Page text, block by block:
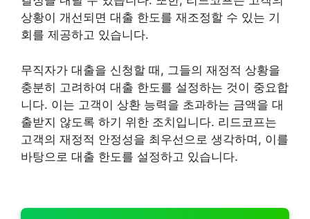
상황이 개선되면 대출 한도를 재조정할 수 있는 기
회를 제공하고 있습니다.
무직자가 대출을 신청할 때, 그들의 재정적 상황을
충분히 고려하여 대출 한도를 설정하는 것이 중요합
니다. 이는 고객이 상환 능력을 초과하는 금액을 대
출받지 않도록 하기 위한 조치입니다. 리드코프는
고객의 재정적 안정성을 최우선으로 생각하며, 이를
바탕으로 대출 한도를 설정하고 있습니다.